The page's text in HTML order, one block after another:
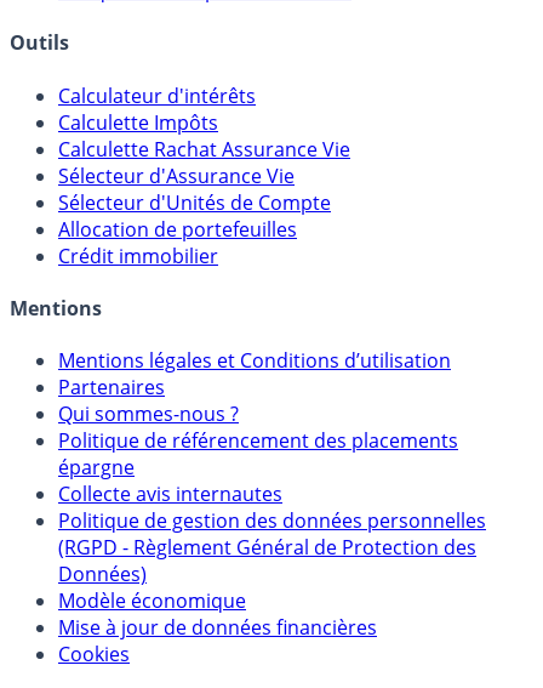
Outils
Calculateur d'intérêts
Calculette Impôts
Calculette Rachat Assurance Vie
Sélecteur d'Assurance Vie
Sélecteur d'Unités de Compte
Allocation de portefeuilles
Crédit immobilier
Mentions
Mentions légales et Conditions d’utilisation
Partenaires
Qui sommes-nous ?
Politique de référencement des placements
épargne
Collecte avis internautes
Politique de gestion des données personnelles
(RGPD - Règlement Général de Protection des
Données)
Modèle économique
Mise à jour de données financières
Cookies